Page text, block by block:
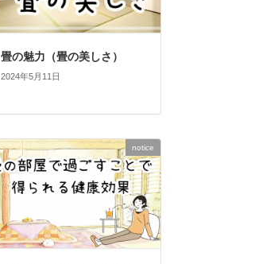
畳の魅力（畳の美しさ）
2024年5月11日
notice